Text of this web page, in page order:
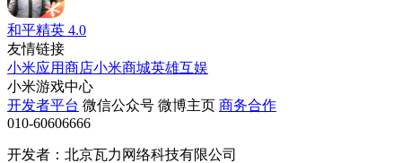
和平精英 4.0
友情链接
小米应用商店小米商城英雄互娱
小米游戏中心
开发者平台 微信公众号 微博主页 商务合作
010-60606666
开发者：北京瓦力网络科技有限公司